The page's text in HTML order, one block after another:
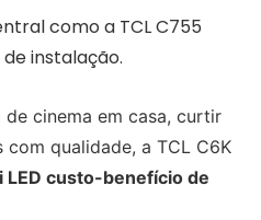
como a TCL C755
instalação.
de cinema em casa, curtir
qualidade, a TCL C6K
LED custo-benefício de